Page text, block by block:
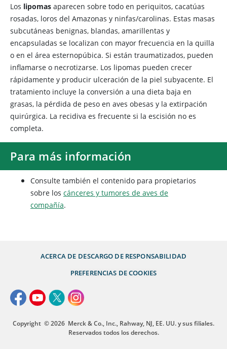
Los lipomas aparecen sobre todo en periquitos, cacatúas
rosadas, loros del Amazonas y ninfas/carolinas. Estas masas
subcutáneas benignas, blandas, amarillentas y
encapsuladas se localizan con mayor frecuencia en la quilla
o en el área esternopúbica. Si están traumatizados, pueden
inflamarse o necrotizarse. Los lipomas pueden crecer
rápidamente y producir ulceración de la piel subyacente. El
tratamiento incluye la conversión a una dieta baja en
grasas, la pérdida de peso en aves obesas y la extirpación
quirúrgica. La recidiva es frecuente si la escisión no es
completa.
Para más información
Consulte también el contenido para propietarios
sobre los cánceres y tumores de aves de
compañía.
ACERCA DE DESCARGO DE RESPONSABILIDAD
PREFERENCIAS DE COOKIES
Copyright © 2026 Merck & Co., Inc., Rahway, NJ, EE. UU. y sus filiales.
Reservados todos los derechos.